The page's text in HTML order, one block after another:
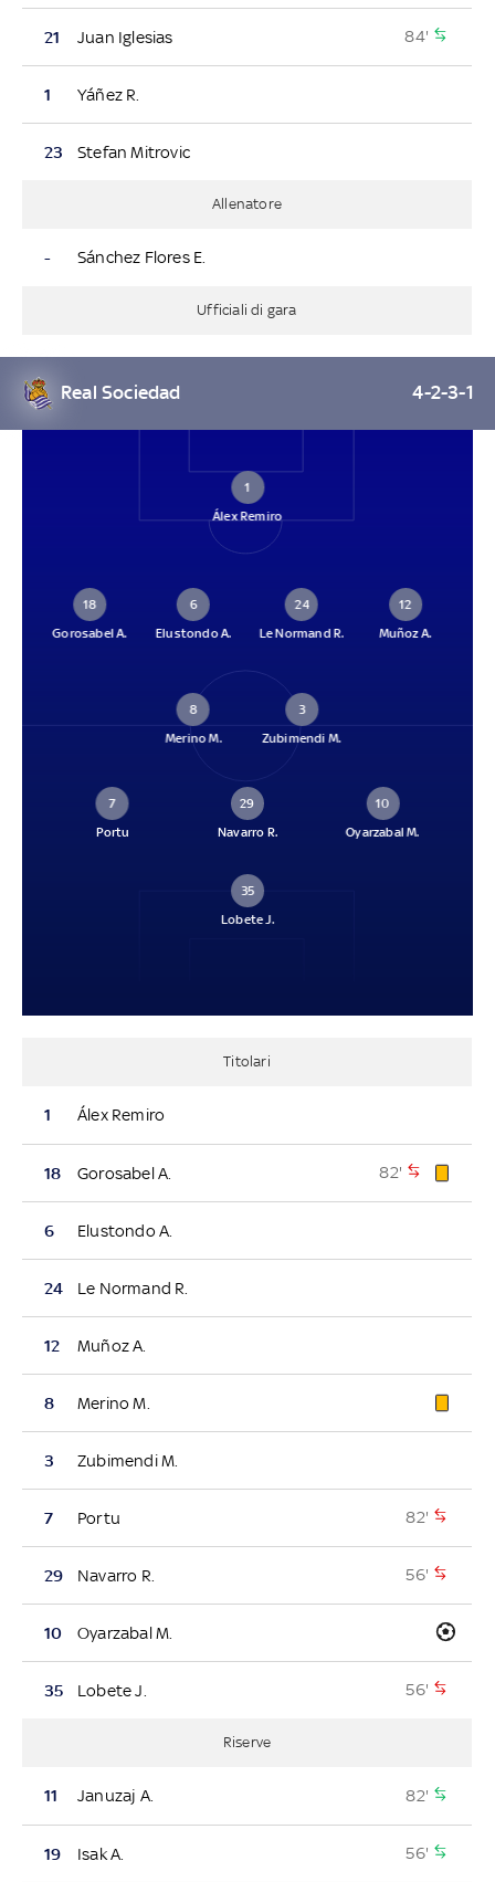
21 Juan Iglesias 84'
1 Yáñez R.
23 Stefan Mitrovic
Allenatore
- Sánchez Flores E.
Ufficiali di gara
Real Sociedad 4-2-3-1
1
Álex Remiro
18
Gorosabel A.
6
Elustondo A.
24
Le Normand R.
12
Muñoz A.
8
Merino M.
3
Zubimendi M.
7
Portu
29
Navarro R.
10
Oyarzabal M.
35
Lobete J.
Titolari
1 Álex Remiro
18 Gorosabel A. 82'
6 Elustondo A.
24 Le Normand R.
12 Muñoz A.
8 Merino M.
3 Zubimendi M.
7 Portu 82'
29 Navarro R. 56'
10 Oyarzabal M.
35 Lobete J. 56'
Riserve
11 Januzaj A. 82'
19 Isak A. 56'